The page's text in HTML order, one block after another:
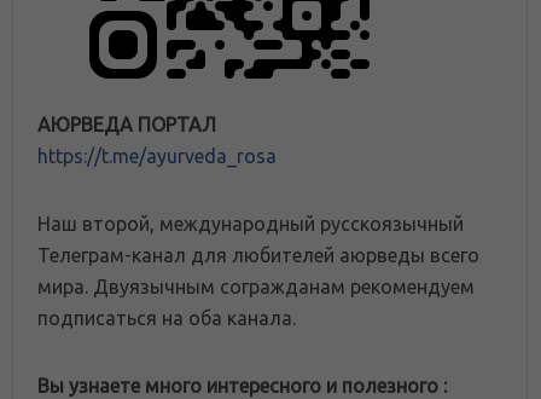
АЮРВЕДА ПОРТАЛ
https://t.me/ayurveda_rosa
Наш второй, международный русскоязычный
Телеграм-канал для любителей аюрведы всего
мира. Двуязычным согражданам рекомендуем
подписаться на оба канала.
Вы узнаете много интересного и полезного :